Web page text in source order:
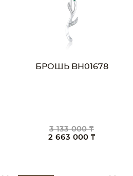
БРОШЬ BH01678
3 133 000 ₸
2 663 000 ₸